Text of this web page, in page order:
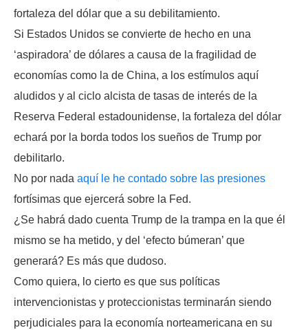
fortaleza del dólar que a su debilitamiento.
Si Estados Unidos se convierte de hecho en una
‘aspiradora’ de dólares a causa de la fragilidad de
economías como la de China, a los estímulos aquí
aludidos y al ciclo alcista de tasas de interés de la
Reserva Federal estadounidense, la fortaleza del dólar
echará por la borda todos los sueños de Trump por
debilitarlo.
No por nada aquí le he contado sobre las presiones
fortísimas que ejercerá sobre la Fed.
¿Se habrá dado cuenta Trump de la trampa en la que él
mismo se ha metido, y del ‘efecto búmeran’ que
generará? Es más que dudoso.
Como quiera, lo cierto es que sus políticas
intervencionistas y proteccionistas terminarán siendo
perjudiciales para la economía norteamericana en su